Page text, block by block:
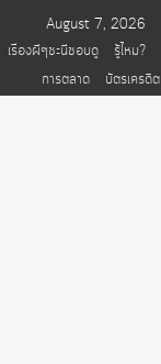
August 7, 2026
เรื่องผีๆชะนีชอบดู รู้ไหม?
การตลาด
บัตรเครดิต